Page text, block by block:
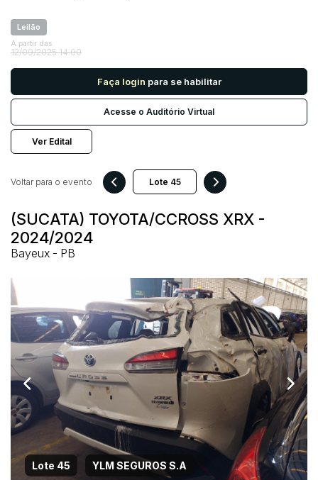
Utilitário
R$
Leilão
A partir das
12/09/2025 14:00
Faça login para se habilitar
Acesse o Auditório Virtual
Ver Edital
(SUCATA) TOYOTA/CCROSS XRX -
2024/2024
Bayeux - PB
Voltar para o evento
Lote 45 YLM SEGUROS S.A